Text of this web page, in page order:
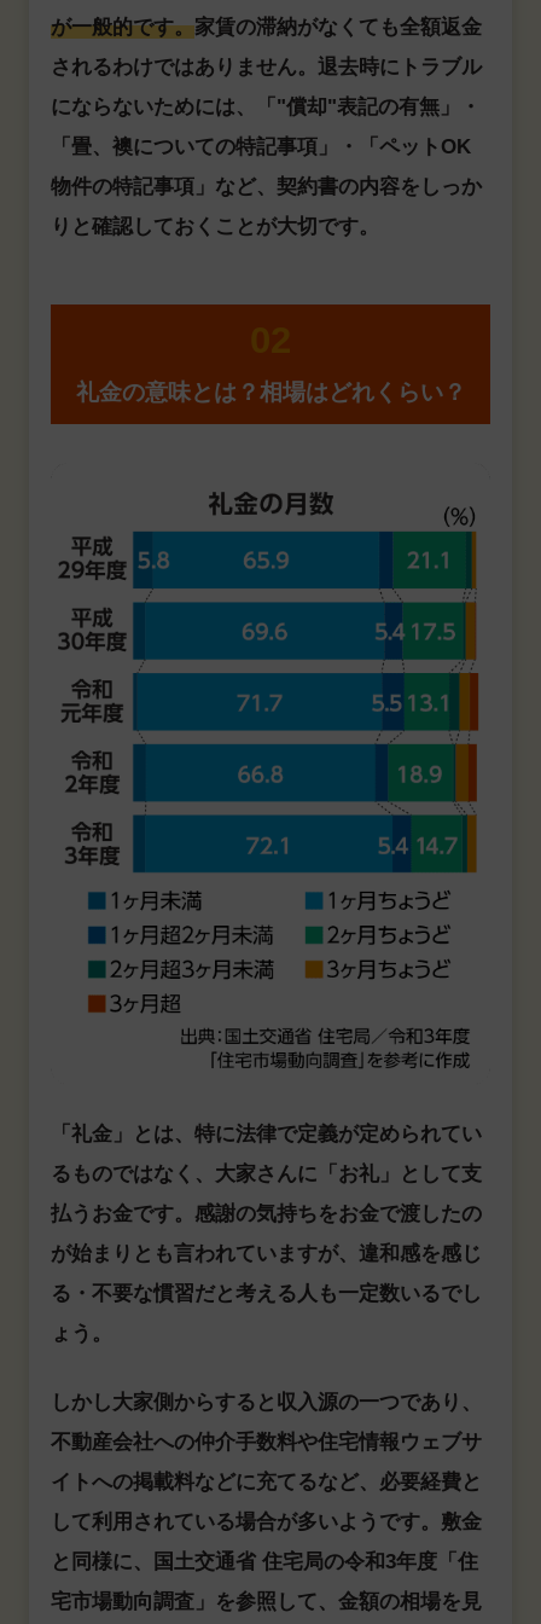
が一般的です。家賃の滞納がなくても全額返金
されるわけではありません。退去時にトラブル
にならないためには、「"償却"表記の有無」・
「畳、襖についての特記事項」・「ペットOK
物件の特記事項」など、契約書の内容をしっか
りと確認しておくことが大切です。
礼金の意味とは？相場はどれくらい？
「礼金」とは、特に法律で定義が定められてい
るものではなく、大家さんに「お礼」として支
払うお金です。感謝の気持ちをお金で渡したの
が始まりとも言われていますが、違和感を感じ
る・不要な慣習だと考える人も一定数いるでし
ょう。
しかし大家側からすると収入源の一つであり、
不動産会社への仲介手数料や住宅情報ウェブサ
イトへの掲載料などに充てるなど、必要経費と
して利用されている場合が多いようです。敷金
と同様に、国土交通省 住宅局の令和3年度「住
宅市場動向調査」を参照して、金額の相場を見